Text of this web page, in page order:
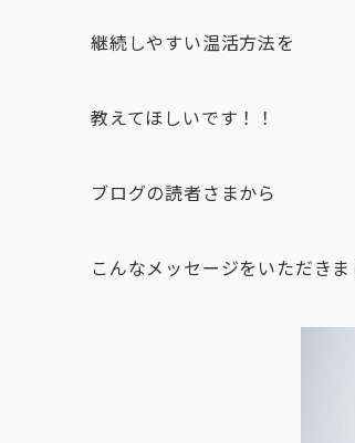
継続しやすい温活方法を
教えてほしいです！！
ブログの読者さまから
こんなメッセージをいただきま